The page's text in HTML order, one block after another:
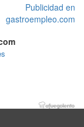
Publicidad en
gastroempleo.com